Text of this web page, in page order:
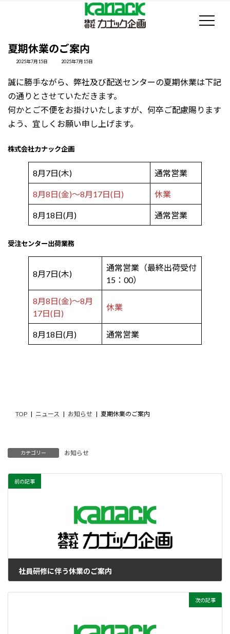
夏期休業のご案内
2025年7月15日
最
新
日
時
:
2025年7月15日
誠に勝手ながら、弊社及び配送センターの夏期休業は下記
の通りとさせていただきます。
何かとご不便をお掛けいたしますが、何卒ご配慮賜ります
よう、宜しくお願い申し上げます。
株式会社カナック企画
8月7日(木) 通常営業
8月8日(金)～8月17日(日) 休業
8月18日(月) 通常営業
受注センター出荷業務
8月7日(木)
通常営業（最終出荷受付
15：00）
8月8日(金)～8月
17日(日)
休業
8月18日(月) 通常営業
TOP ニュース お知らせ 夏期休業のご案内
カテゴリー お知らせ
前の記事
社員研修に伴う休業のご案内
次の記事